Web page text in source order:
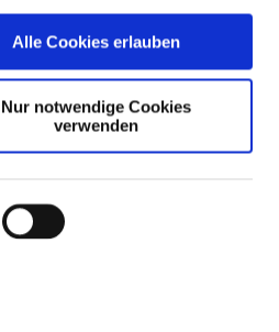
Alle Cookies erlauben
Nur notwendige Cookies
verwenden
Richtlinie